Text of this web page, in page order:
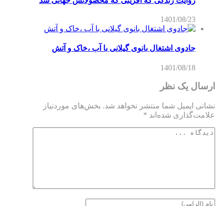
1401/08/23
جادوی اشتغال بانوی گیلانی با آب ،خاک و آتش
1401/08/18
ارسال یک نظر
نشانی ایمیل شما منتشر نخواهد شد. بخش‌های موردنیاز
علامت‌گذاری شده‌اند *